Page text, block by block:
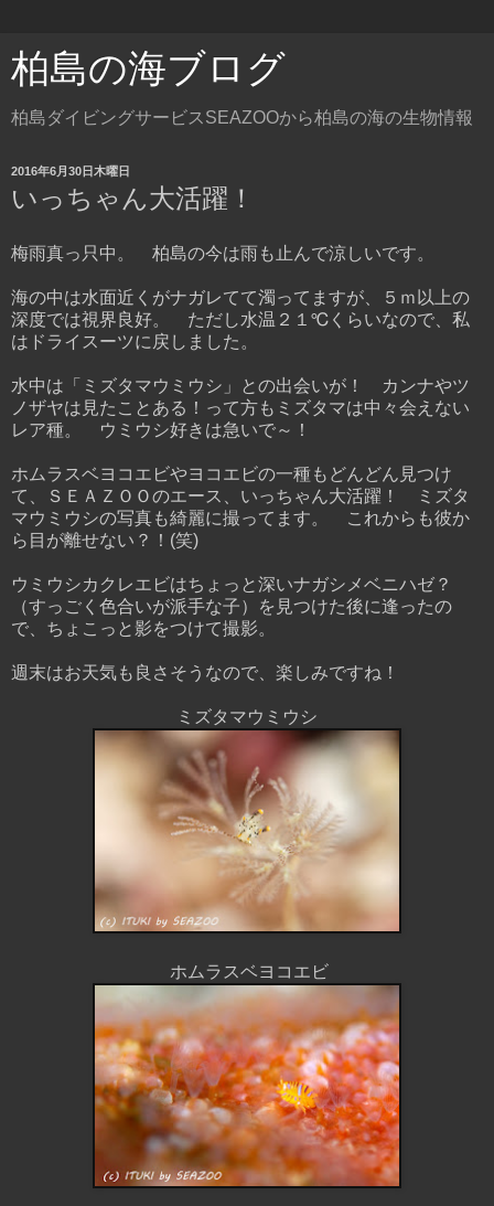
柏島の海ブログ
柏島ダイビングサービスSEAZOOから柏島の海の生物情報
2016年6月30日木曜日
いっちゃん大活躍！
梅雨真っ只中。 柏島の今は雨も止んで涼しいです。
海の中は水面近くがナガレてて濁ってますが、５ｍ以上の
深度では視界良好。 ただし水温２１℃くらいなので、私
はドライスーツに戻しました。
水中は「ミズタマウミウシ」との出会いが！ カンナやツ
ノザヤは見たことある！って方もミズタマは中々会えない
レア種。 ウミウシ好きは急いで～！
ホムラスベヨコエビやヨコエビの一種もどんどん見つけ
て、ＳＥＡＺＯＯのエース、いっちゃん大活躍！ ミズタ
マウミウシの写真も綺麗に撮ってます。 これからも彼か
ら目が離せない？！(笑)
ウミウシカクレエビはちょっと深いナガシメベニハゼ？
（すっごく色合いが派手な子）を見つけた後に逢ったの
で、ちょこっと影をつけて撮影。
週末はお天気も良さそうなので、楽しみですね！
ミズタマウミウシ
ホムラスベヨコエビ